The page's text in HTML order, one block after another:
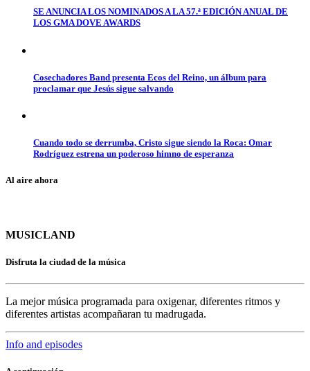
SE ANUNCIA LOS NOMINADOS A LA 57.ª EDICIÓN ANUAL DE
LOS GMA DOVE AWARDS
Cosechadores Band presenta Ecos del Reino, un álbum para
proclamar que Jesús sigue salvando
Cuando todo se derrumba, Cristo sigue siendo la Roca: Omar
Rodríguez estrena un poderoso himno de esperanza
Al aire ahora
MUSICLAND
Disfruta la ciudad de la música
La mejor música programada para oxigenar, diferentes ritmos y
diferentes artistas acompañaran tu madrugada.
Info and episodes